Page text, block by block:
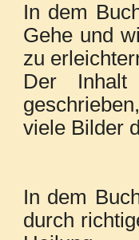
In dem
Gehe und
zu
Der
viele Bilder
In dem
durch